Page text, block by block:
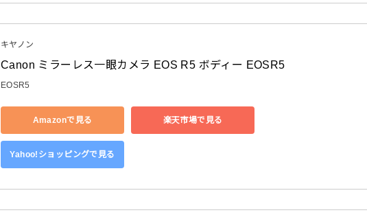
キヤノン
Canon ミラーレス一眼カメラ EOS R5 ボディー EOSR5
EOSR5
Amazonで見る 楽天市場で見る
Yahoo!ショッピングで見る